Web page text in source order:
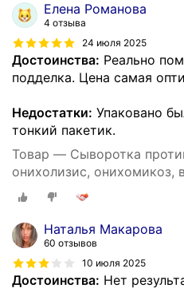
Елена Романова
4 отзыва
24 июля 2025
Достоинства: Реально
подделка. Цена самая
Недостатки: Упаковано
тонкий пакетик.
Товар — Сыворотка
онихолизис, онихомикоз,
Наталья Макарова
60 отзывов
10 июля 2025
Достоинства: Нет